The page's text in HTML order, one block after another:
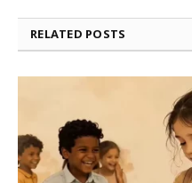
RELATED POSTS